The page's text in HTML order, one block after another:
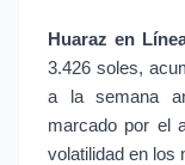
Huaraz en
3.426 soles,
a la semana
marcado por el
volatilidad en los